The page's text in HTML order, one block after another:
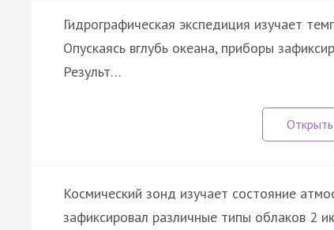
Гидрографическая экспедиция изучает
Опускаясь вглубь океана, приборы
Результ…
Космический зонд изучает состояние
зафиксировал различные типы облаков 2